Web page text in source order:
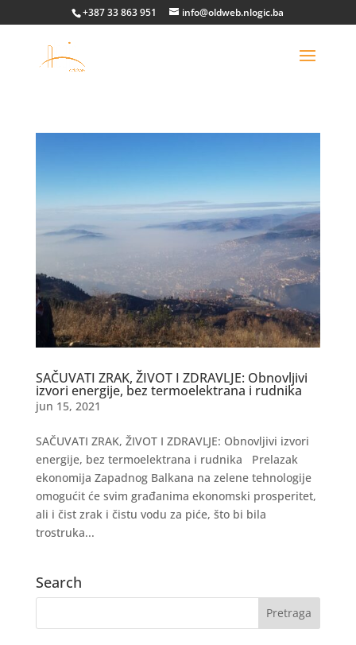
+387 33 863 951 info@oldweb.nlogic.ba
SAČUVATI ZRAK, ŽIVOT I ZDRAVLJE: Obnovljivi
izvori energije, bez termoelektrana i rudnika
jun 15, 2021
SAČUVATI ZRAK, ŽIVOT I ZDRAVLJE: Obnovljivi izvori
energije, bez termoelektrana i rudnika Prelazak
ekonomija Zapadnog Balkana na zelene tehnologije
omogućit će svim građanima ekonomski prosperitet,
ali i čist zrak i čistu vodu za piće, što bi bila
trostruka...
Search